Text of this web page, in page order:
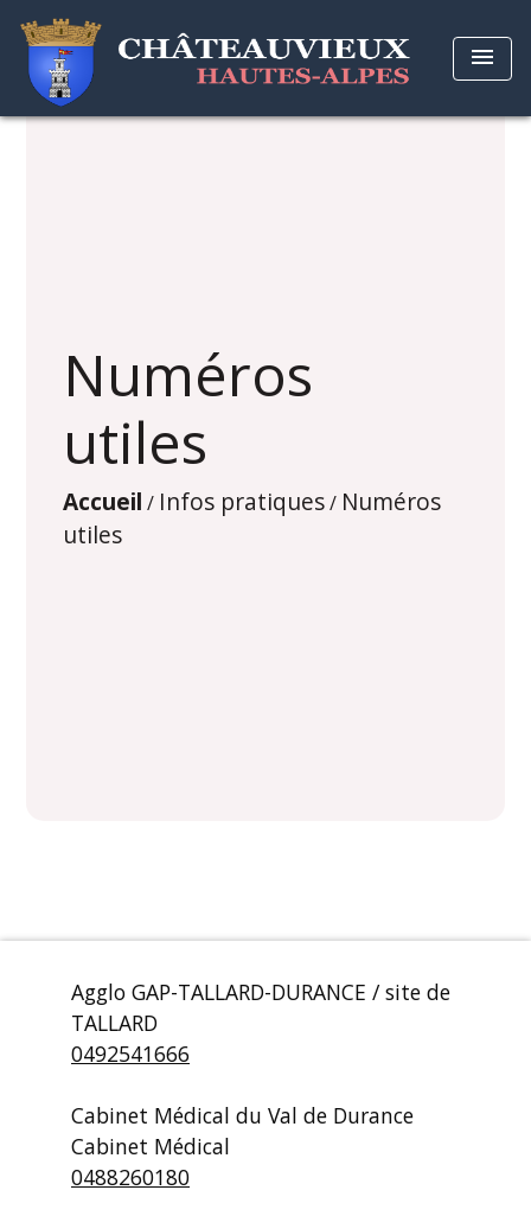
menu
Numéros
utiles
Accueil / Infos pratiques/ Numéros
utiles
Agglo GAP-TALLARD-DURANCE / site de
TALLARD
0492541666
Cabinet Médical du Val de Durance
Cabinet Médical
0488260180